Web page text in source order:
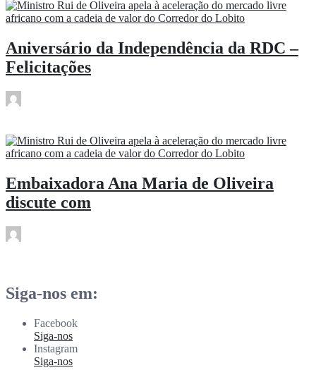
Aniversário da Independência da RDC –
Felicitações
Embaixadora Ana Maria de Oliveira
discute com
Siga-nos em:
Facebook
Siga-nos
Instagram
Siga-nos